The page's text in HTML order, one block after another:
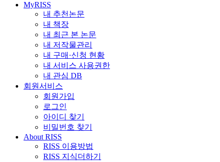
MyRISS
내 추천논문
내 책장
내 최근 본 논문
내 저작물관리
내 구매·신청 현황
내 서비스 사용권한
내 관심 DB
회원서비스
회원가입
로그인
아이디 찾기
비밀번호 찾기
About RISS
RISS 이용방법
RISS 지식더하기